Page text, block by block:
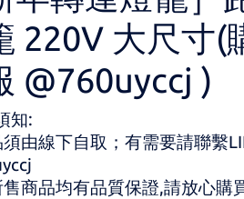
220V 大尺寸(
@760uyccj )
知:
由線下自取；有需要請聯繫
商品均有品質保證,請放心購